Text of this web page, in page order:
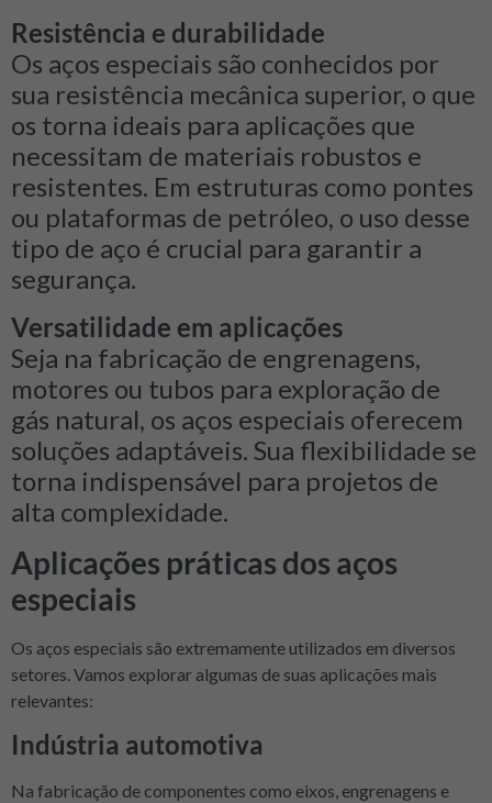
Resistência e durabilidade
Os aços especiais são conhecidos por
sua resistência mecânica superior, o que
os torna ideais para aplicações que
necessitam de materiais robustos e
resistentes. Em estruturas como pontes
ou plataformas de petróleo, o uso desse
tipo de aço é crucial para garantir a
segurança.
Versatilidade em aplicações
Seja na fabricação de engrenagens,
motores ou tubos para exploração de
gás natural, os aços especiais oferecem
soluções adaptáveis. Sua flexibilidade se
torna indispensável para projetos de
alta complexidade.
Aplicações práticas dos aços
especiais
Os aços especiais são extremamente utilizados em diversos
setores. Vamos explorar algumas de suas aplicações mais
relevantes:
Indústria automotiva
Na fabricação de componentes como eixos, engrenagens e